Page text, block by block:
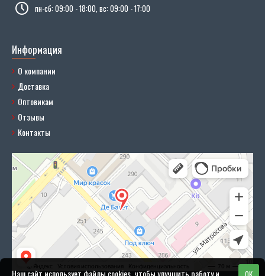
пн-сб: 09:00 - 18:00, вс: 09:00 - 17:00
Информация
О компании
Доставка
Оптовикам
Отзывы
Контакты
Наш сайт использует файлы cookies, чтобы улучшить работу и